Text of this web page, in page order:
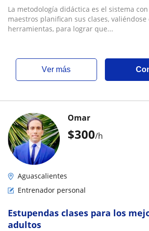
La metodología didáctica es el sistema
maestros planifican sus clases,
herramientas, para lograr que...
ver más
$300/h
Omar
Aguascalientes
Entrenador personal
Estupendas clases para los
adultos